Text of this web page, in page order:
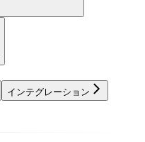
インテグレーション